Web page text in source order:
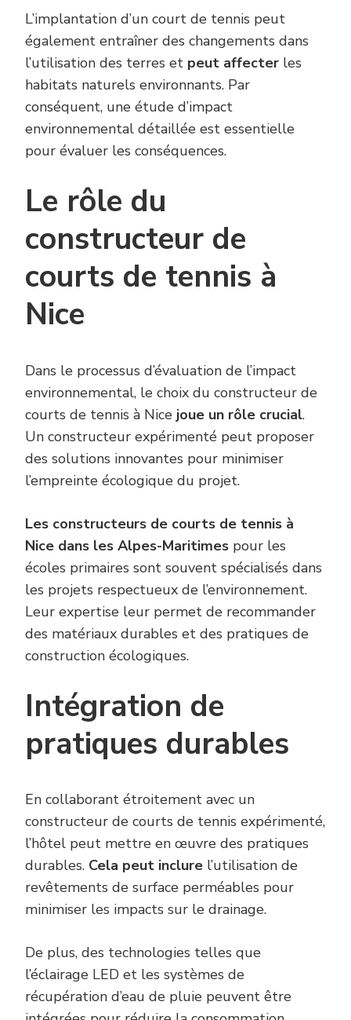
L’implantation d’un court de tennis peut
également entraîner des changements dans
l’utilisation des terres et peut affecter les
habitats naturels environnants. Par
conséquent, une étude d’impact
environnemental détaillée est essentielle
pour évaluer les conséquences.
Le rôle du
constructeur de
courts de tennis à
Nice
Dans le processus d’évaluation de l’impact
environnemental, le choix du constructeur de
courts de tennis à Nice joue un rôle crucial.
Un constructeur expérimenté peut proposer
des solutions innovantes pour minimiser
l’empreinte écologique du projet.
Les constructeurs de courts de tennis à
Nice dans les Alpes-Maritimes pour les
écoles primaires sont souvent spécialisés dans
les projets respectueux de l’environnement.
Leur expertise leur permet de recommander
des matériaux durables et des pratiques de
construction écologiques.
Intégration de
pratiques durables
En collaborant étroitement avec un
constructeur de courts de tennis expérimenté,
l’hôtel peut mettre en œuvre des pratiques
durables. Cela peut inclure l’utilisation de
revêtements de surface perméables pour
minimiser les impacts sur le drainage.
De plus, des technologies telles que
l’éclairage LED et les systèmes de
récupération d’eau de pluie peuvent être